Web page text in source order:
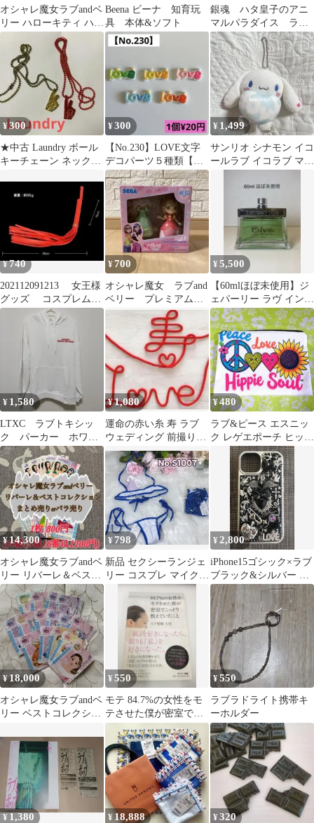
オシャレ魔女ラブandベ
リー ハローキティ ハー
ト型パスケース
Beena ビーナ 知育玩
具 本体&ソフト
銀魂 ハタ皇子のアニ
マルパラダイス ラブ
&ピース牧場 アクリ
ルスタンド
¥300
★中古 Laundry ボール
キーチェーン ネックレ
¥300
【No.230】LOVE文字
デコパーツ５種類【送
料別途¥185円】
¥ 1,499
サンリオ シナモン イコ
ールラブ イコラブ マス
¥740
202112091213 女王様
グッズ コスプレムチ
ムチ 鞭
¥700
オシャレ魔女 ラブand
ベリー プレミアム着
せ替えフィギュアセッ
¥5,500
【60mlほぼ未使用】ジ
ェパーリー ラヴ インテ
ンション ブルー EDP
¥ 1,580
LTXC ラブトキシッ
ク パーカー ホワイ
ト ロゴプリント
¥1,080
運命の赤い糸 寿 ラブ
ウェディング 前撮りア
イテム 赤い糸 フォトウ
ェディング
¥480
ラブ&ピース エスニッ
ク レゲエポーチ ヒッピ
ーソウル 裏地付き
¥14,300
オシャレ魔女ラブandベ
リー リバーレ＆ベスト
コレクションまとめ売
りorバラ売り
¥ 798
新品 セクシーランジェ
リー コスプレ マイクロ
ビキニ ミニ水着 紐 ブ
¥2,800
iPhone15ゴシック×ラブ
ブラック&シルバー デ
コケース
¥18,000
オシャレ魔女ラブandベ
リー ベストコレクショ
ラ売り
¥550
モテ 84.7%の女性をモ
テさせた僕が密室でこ
っそり教えていたこと
¥550
ラブラドライト携帯キ
ーホルダー
¥ 1,380 ¥18,888 ¥320